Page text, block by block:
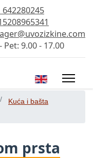
642280245
Pet: 9.00 - 17.00
Izaberite vaš
Kuća i bašta
prsta